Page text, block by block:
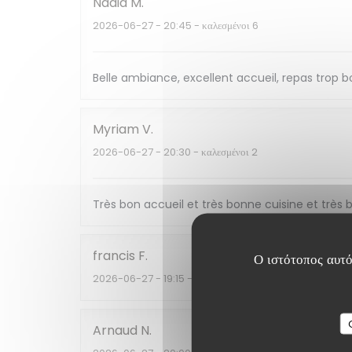
Ο ιστότοπος
2026-06-27 - 20:45 - καλεσμένοι 6
Belle ambiance, excellent accueil, repas trop
Myriam V
2026-06-27 - 20:30 - καλεσμένοι 2
Très bon accueil et très bonne cuisine et très
francis F
2026-06-27 - 19:15 - καλεσμένοι 4
Arnaud N